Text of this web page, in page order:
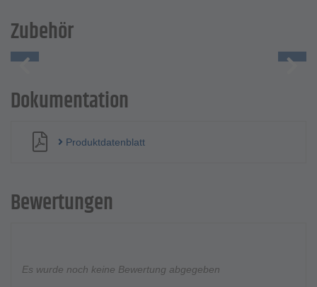
Zubehör
Dokumentation
Produktdatenblatt
Bewertungen
Es wurde noch keine Bewertung abgegeben